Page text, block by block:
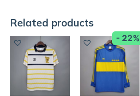
Related products
- 22%